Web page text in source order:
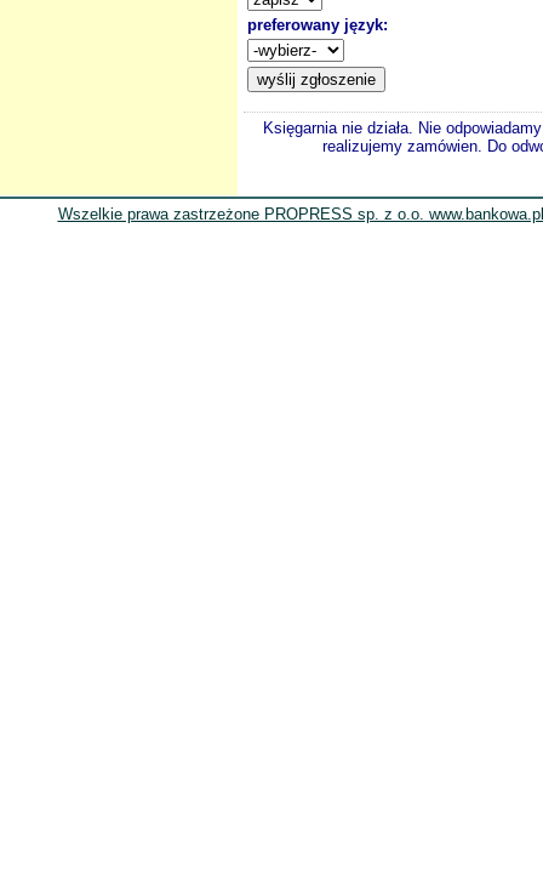
preferowany język:
Księgarnia nie działa. Nie
realizujemy zamówien. Do
Wszelkie prawa zastrzeżone PROPRESS sp. z o.o.